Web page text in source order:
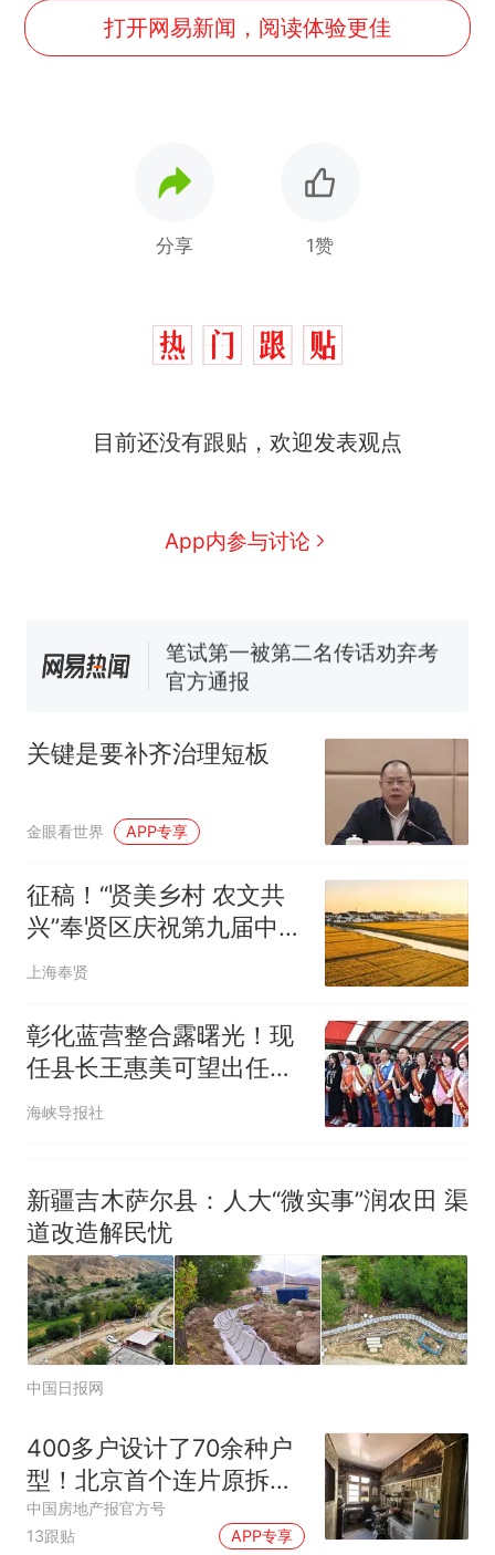
打开网易新闻，阅读体验更佳
分享 1赞
目前还没有跟贴，欢迎发表观点
App内参与讨论
热
那个在床头放菜刀的女孩，
交5060元才肯搬上楼！女子傻
协会回应
台风"白海豚"中心附近最大风
力已达15级 最新研判
已叫停招聘，成立调查组全面
核查
笔试第一被第二名传话劝弃考
官方通报
因老师一句“跟我回家”改写了
人生
关键是要补齐治理短板
金眼看世界 APP专享
征稿！“贤美乡村 农文共
兴”奉贤区庆祝第九届中国
农民丰收节暨第三届乡村
摄影作品征集
上海奉贤
彰化蓝营整合露曙光！现
任县长王惠美可望出任魏
平政竞选主委
海峡导报社
新疆吉木萨尔县：人大“微实事”润农田 渠
道改造解民忧
中国日报网
400多户设计了70余种户
型！北京首个连片原拆原
建项目的民生考量
中国房地产报官方号
13跟贴
APP专享